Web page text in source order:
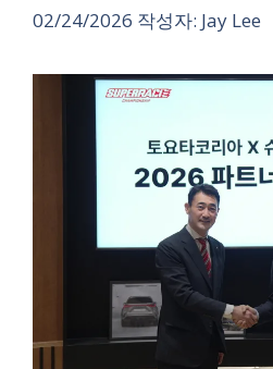
02/24/2026 작성자: Jay Lee